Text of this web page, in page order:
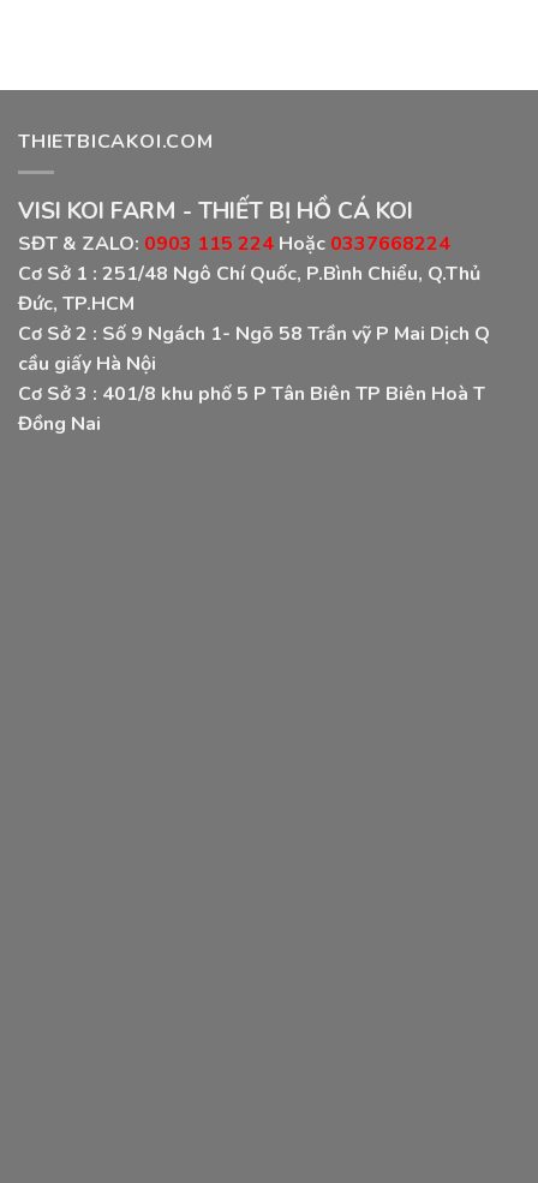
THIETBICAKOI.COM
VISI KOI FARM - THIẾT BỊ HỒ CÁ KOI
SĐT & ZALO: 0903 115 224 Hoặc 0337668224
Cơ Sở 1 : 251/48 Ngô Chí Quốc, P.Bình Chiểu, Q.Thủ
Đức, TP.HCM
Cơ Sở 2 : Số 9 Ngách 1- Ngõ 58 Trần vỹ P Mai Dịch Q
cầu giấy Hà Nội
Cơ Sở 3 : 401/8 khu phố 5 P Tân Biên TP Biên Hoà T
Đồng Nai